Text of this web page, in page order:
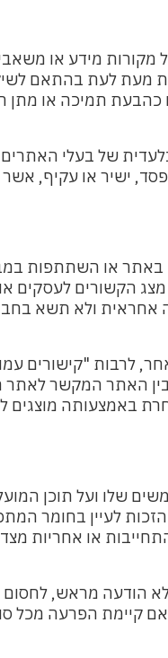
מקורות מידע או
מעת לעת בהתאם
תמיכה או מתן
של בעלי
ישיר או עקיף,
באתר או השתתפות
הקשורים לעסקים
ולא תשא
לרבות "קישורים
האתר המקשר לאתר
באמצעותה
שלו ועל תוכן
בחומר
או אחריות
הודעה מראש,
הפרעה מכל